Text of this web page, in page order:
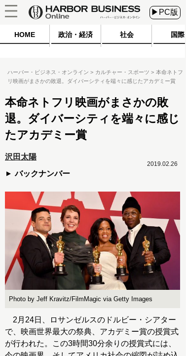
▶PC版
HOME 政治・経済 社会 国際
ハーバー・ビジネス・オンライン カルチャー・スポーツ
本命ネトフ
リ映画がまさかの敗退。ダイバーシティを端々に感じたアカデミー賞
本命ネトフリ映画がまさかの敗
退。ダイバーシティを端々に感じ
たアカデミー賞
沢田太陽
バックナンバー
2019.02.26
Photo by Jeff Kravitz/FilmMagic via Getty Images
2月24日、ロサンゼルスのドルビー・シアター
で、映画世界最大の祭典、アカデミー賞の授賞式
が行われた。この3時間30分余りの授賞式には、